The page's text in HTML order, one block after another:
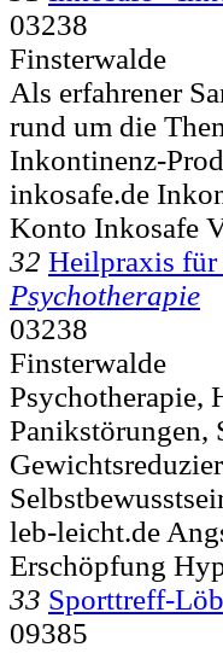
03238
Finsterwalde
Als erfahrener
rund um die
Inkontinenz-
inkosafe.de
Konto Inkosafe
32 Heilpraxis für
Psychotherapie
03238
Finsterwalde
Psychotherapie,
Panikstörungen,
leb-leicht.de
Erschöpfung
33 Sporttreff-
09385